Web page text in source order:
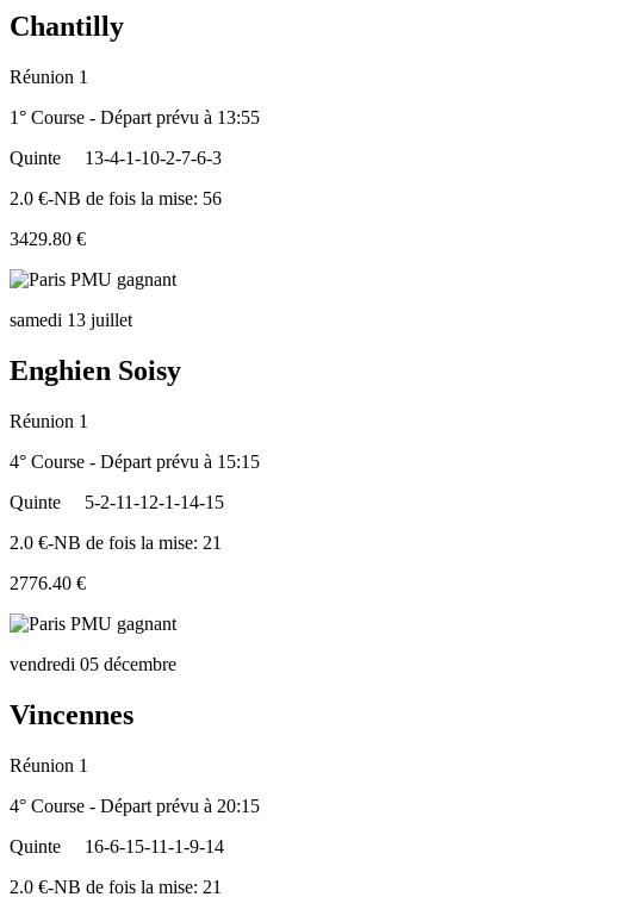
Chantilly
Réunion 1
1° Course - Départ prévu à 13:55
Quinte
13-4-1-10-2-7-6-3
2.0 €-NB de fois la mise: 56
3429.80 €
samedi 13 juillet
Enghien Soisy
Réunion 1
4° Course - Départ prévu à 15:15
Quinte
5-2-11-12-1-14-15
2.0 €-NB de fois la mise: 21
2776.40 €
vendredi 05 décembre
Vincennes
Réunion 1
4° Course - Départ prévu à 20:15
Quinte
16-6-15-11-1-9-14
2.0 €-NB de fois la mise: 21